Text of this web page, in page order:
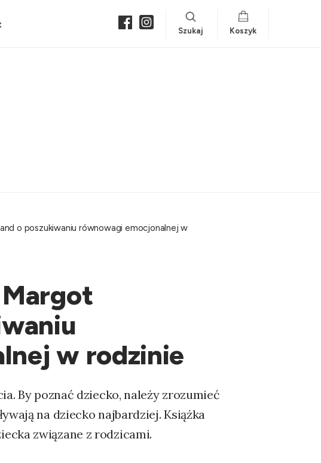
Szukaj Koszyk
o poszukiwaniu równowagi emocjonalnej w
w rodzinie
By poznać dziecko, należy zrozumieć
na dziecko najbardziej. Książka
związane z rodzicami.